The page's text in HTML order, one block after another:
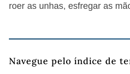
roer as unhas, esfregar as
Navegue pelo índice de